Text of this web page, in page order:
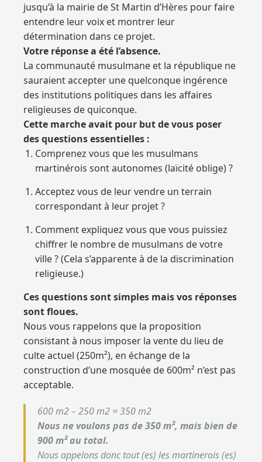
jusqu’à la mairie de St Martin d’Hères pour faire
entendre leur voix et montrer leur
détermination dans ce projet.
Votre réponse a été l’absence.
La communauté musulmane et la république ne
sauraient accepter une quelconque ingérence
des institutions politiques dans les affaires
religieuses de quiconque.
Cette marche avait pour but de vous poser
des questions essentielles :
Comprenez vous que les musulmans
martinérois sont autonomes (laïcité oblige) ?
Acceptez vous de leur vendre un terrain
correspondant à leur projet ?
Comment expliquez vous que vous puissiez
chiffrer le nombre de musulmans de votre
ville ? (Cela s’apparente à de la discrimination
religieuse.)
Ces questions sont simples mais vos réponses
sont floues.
Nous vous rappelons que la proposition
consistant à nous imposer la vente du lieu de
culte actuel (250m²), en échange de la
construction d’une mosquée de 600m² n’est pas
acceptable.
600 m2 – 250 m2 = 350 m2
Nous ne voulons pas de 350 m², mais bien de
900 m² au total.
Nous appelons donc tout (es) les martinerois (es)